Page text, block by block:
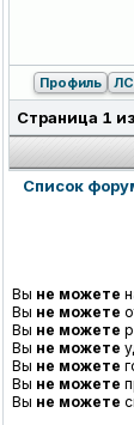
Профиль ЛС
Страница 1 из
Список
Вы не можете
Вы не можете
Вы не можете
Вы не можете
Вы не можете
Вы не можете
Вы не можете